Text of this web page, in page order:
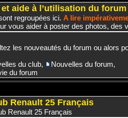
aide à l’utilisation du forum
regroupées ici. A lire
vous aider à poster des photos, des
les nouveautés du forum ou alors
du club, Nouvelles du forum,
du forum
Renault 25 Français
Renault 25 Français